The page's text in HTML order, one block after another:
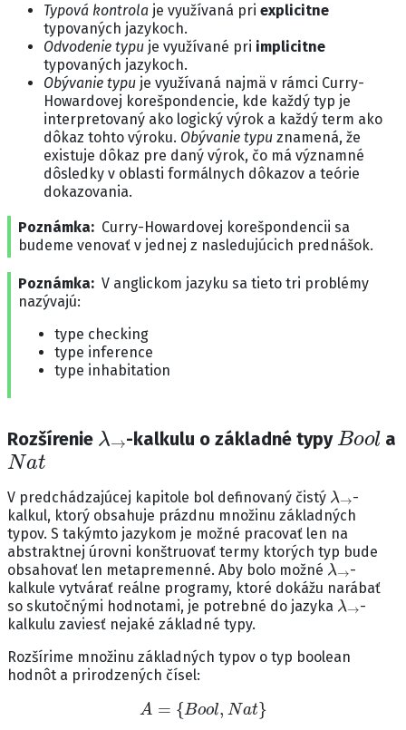
Typová kontrola je využívaná pri explicitne
typovaných jazykoch.
Odvodenie typu je využívané pri implicitne
typovaných jazykoch.
Obývanie typu je využívaná najmä v rámci Curry-
Howardovej korešpondencie, kde každý typ je
interpretovaný ako logický výrok a každý term ako
dôkaz tohto výroku. Obývanie typu znamená, že
existuje dôkaz pre daný výrok, čo má významné
dôsledky v oblasti formálnych dôkazov a teórie
dokazovania.
Poznámka
Curry-Howardovej korešpondencii sa
budeme venovať v jednej z nasledujúcich prednášok.
Poznámka
V anglickom jazyku sa tieto tri problémy
nazývajú:
type checking
type inference
type inhabitation
Rozšírenie λ -kalkulu o základné typy Bo ol a
Nat
V predchádzajúcej kapitole bol definovaný čistý
λ
-
kalkul, ktorý obsahuje prázdnu množinu základných
typov. S takýmto jazykom je možné pracovať len na
abstraktnej úrovni konštruovať termy ktorých typ bude
obsahovať len metapremenné. Aby bolo možné
λ→
-
kalkule vytvárať reálne programy, ktoré dokážu narábať
so skutočnými hodnotami, je potrebné do jazyka
λ→
-
kalkulu zaviesť nejaké základné typy.
Rozšírime množinu základných typov o typ boolean
hodnôt a prirodzených čísel:
Bool,N at}